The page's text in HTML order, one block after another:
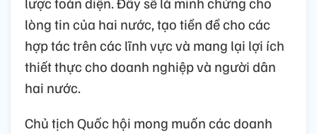
lòng tin của hai nước, tạo tiền đề cho các
hợp tác trên các lĩnh vực và mang lại lợi ích
thiết thực cho doanh nghiệp và người dân
hai nước.
Chủ tịch Quốc hội mong muốn các doanh